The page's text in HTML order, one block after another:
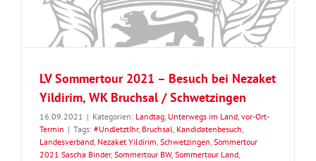
LV Sommertour 2021 – Besuch bei Nezaket
Yildirim, WK Bruchsal / Schwetzingen
16.09.2021 | Kategorien: Landtag, Unterwegs im Land, vor-Ort-
Termin | Tags: #UndJetztIhr, Bruchsal, Kandidatenbesuch,
Landesverband, Nezaket Yildirim, Schwetzingen, Sommertour
2021 Sascha Binder, Sommertour BW, Sommertour Land,